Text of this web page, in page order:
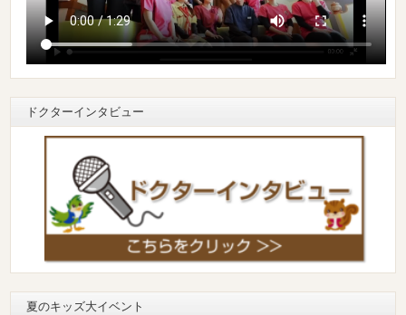
ドクターインタビュー
夏のキッズ大イベント